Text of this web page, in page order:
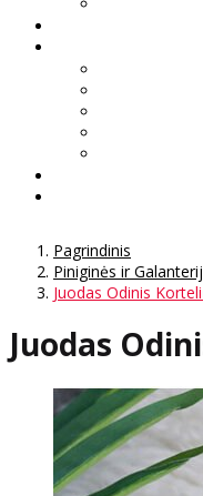
Pagrindinis
Piniginės ir
Juodas Odinis
Juodas